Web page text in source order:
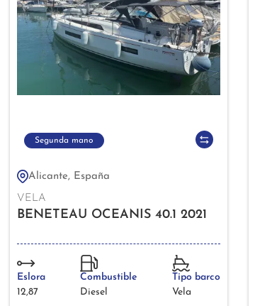
Segunda mano
Alicante, España
VELA
BENETEAU OCEANIS 40.1 2021
Eslora
12,87
Combustible
Diesel
Tipo barco
Vela